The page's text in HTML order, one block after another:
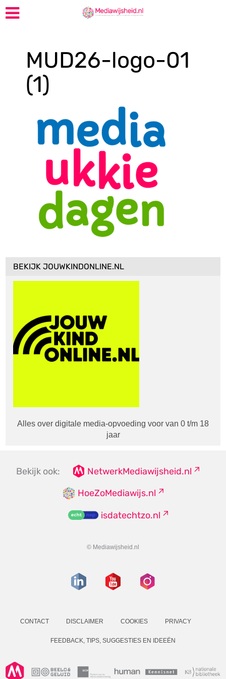
MUD26-logo-01
(1)
BEKIJK JOUWKINDONLINE.NL
Alles over digitale media-opvoeding voor van 0 t/m 18
jaar
Bekijk ook:
NetwerkMediawijsheid.nl
HoeZoMediawijs.nl
isdatechtzo.nl
© Mediawijsheid.nl
CONTACT DISCLAIMER COOKIES PRIVACY
FEEDBACK, TIPS, SUGGESTIES EN IDEEËN